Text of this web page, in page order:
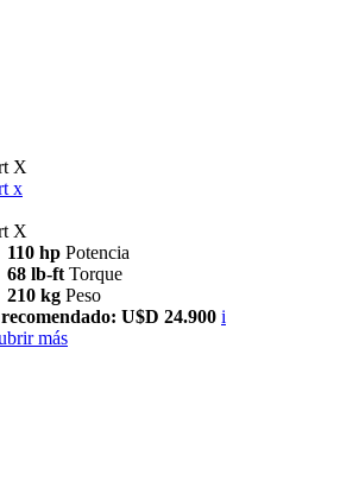
X
x
X
110 hp Potencia
68 lb-ft Torque
210 kg Peso
U$D 24.900 i
más